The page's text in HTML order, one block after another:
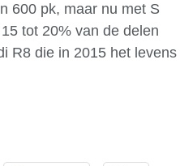
600 pk, maar nu met S
tot 20% van de delen
R8 die in 2015 het levens